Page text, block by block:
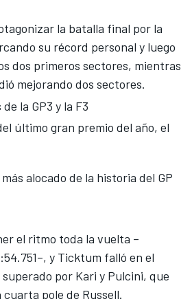
la batalla final por la
su récord personal y luego
dos primeros sectores, mientras
mejorando dos sectores.
la GP3 y la F3
último gran premio del año, el
alocado de la historia del GP
el ritmo toda la vuelta –
y Ticktum falló en el
por Kari y Pulcini, que
pole de Russell.